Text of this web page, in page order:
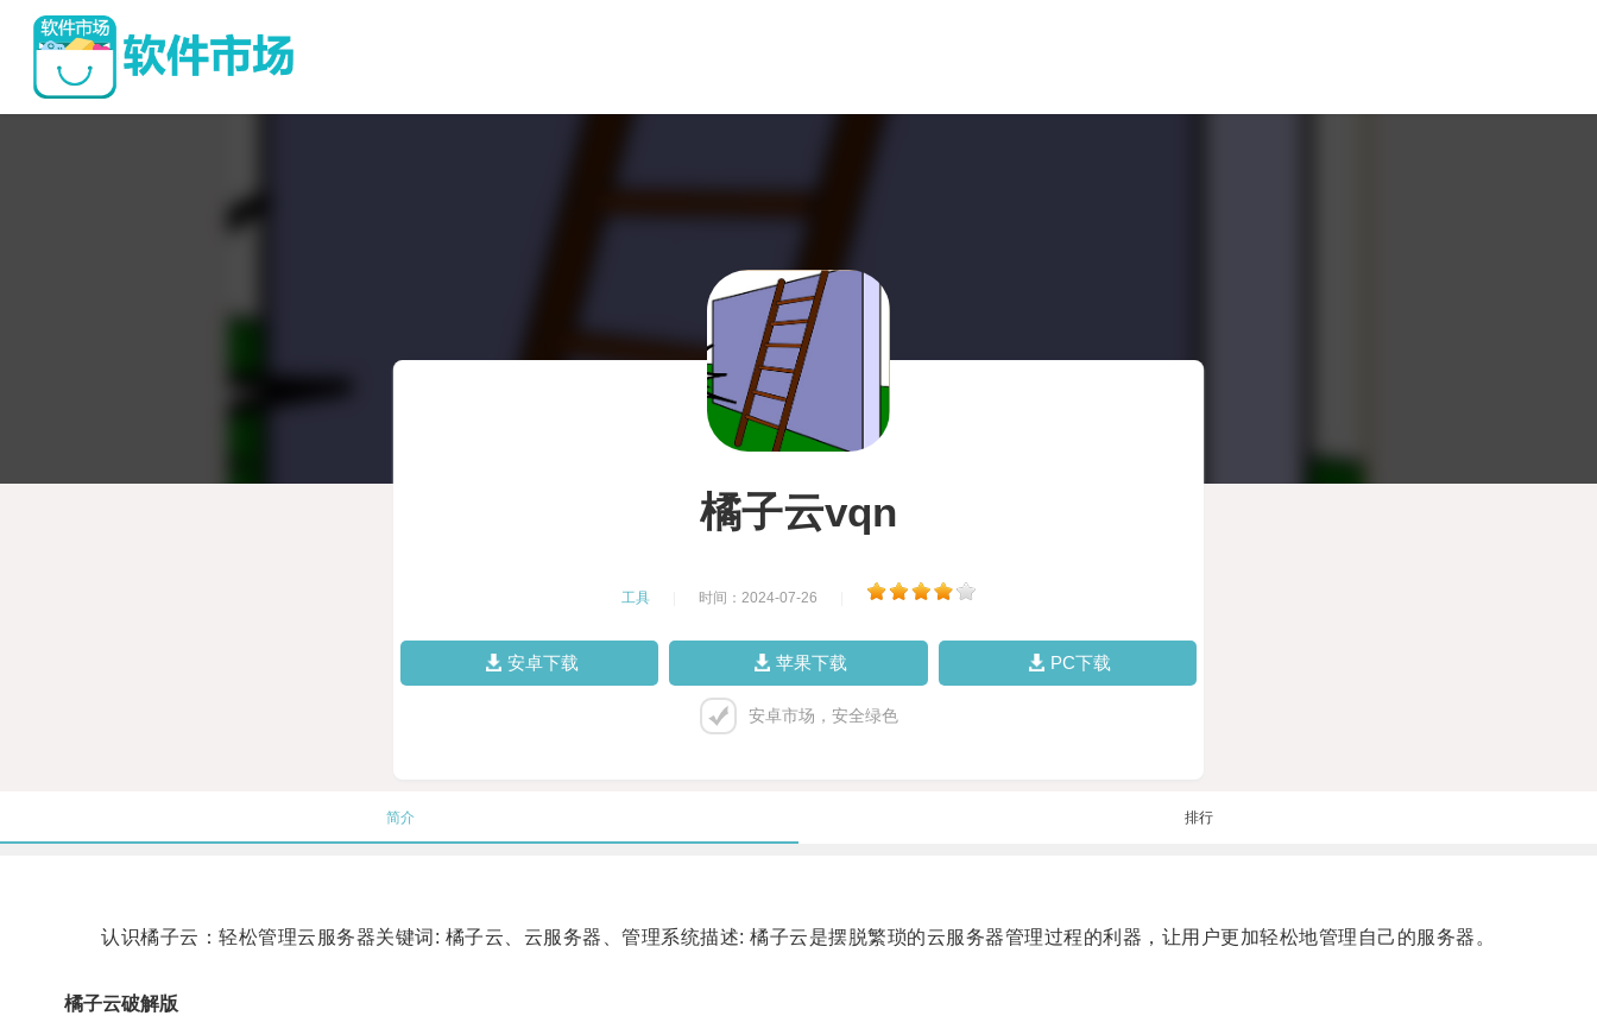
橘子云vqn
工具 时间：2024-07-26
安卓下载 苹果下载 PC下载
安卓市场，安全绿色
简介 排行
认识橘子云：轻松管理云服务器关键词: 橘子云、云服务器、管理系统描述: 橘子云是摆脱繁琐的云服务器管理过程的利器，让用户更加轻松地管理自己的服务器。
橘子云破解版